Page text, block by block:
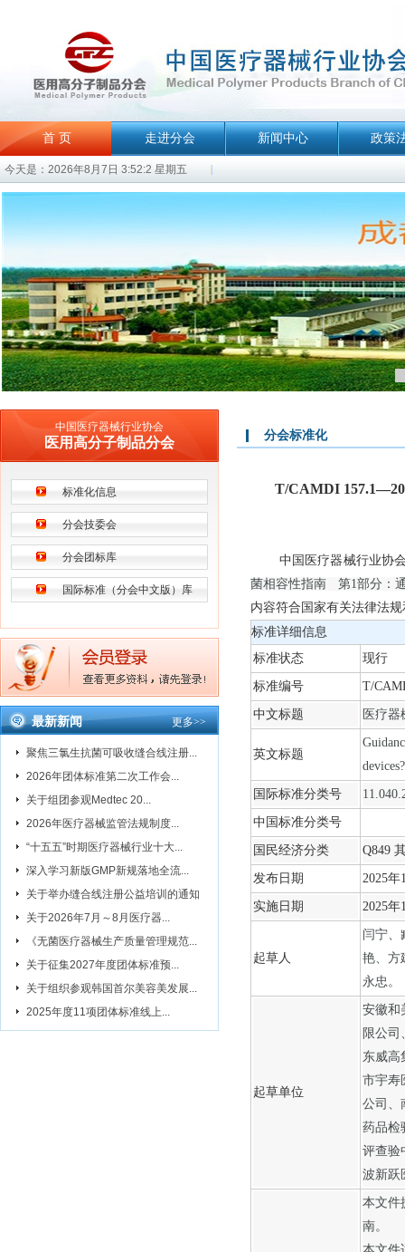
首 页
今天是：2026年8月7日 3:52:2 星期五
走进分会 新闻中心 政策
中国医疗器械行业协会
医用高分子制品分会
标准化信息
分会技委会
分会团标库
国际标准（分会中文版）库
最新新闻 更多>>
聚焦三氯生抗菌可吸收缝合线注册...
2026年团体标准第二次工作会...
关于组团参观Medtec 20...
2026年医疗器械监管法规制度...
“十五五”时期医疗器械行业十大...
深入学习新版GMP新规落地全流...
关于举办缝合线注册公益培训的通知
关于2026年7月～8月医疗器...
《无菌医疗器械生产质量管理规范...
关于征集2027年度团体标准预...
关于组织参观韩国首尔美容美发展...
2025年度11项团体标准线上...
分会标准化
T/CAMDI
中国医疗器械行业协
菌相容性指南 第1部分：
内容符合国家有关法律法
标准详细信息
标准状态
现行
标准编号 T/
中文标题 医疗
英文标题
国际标准分类号
中国标准分类号
国民经济分类 Q849
发布日期 2025年
实施日期 2025年
起草人
闫宁、
艳、方
永忠。
起草单位
安徽和
限公司
东威高
市宇寿
公司、
药品检
评查验
波新跃
本文件
南。